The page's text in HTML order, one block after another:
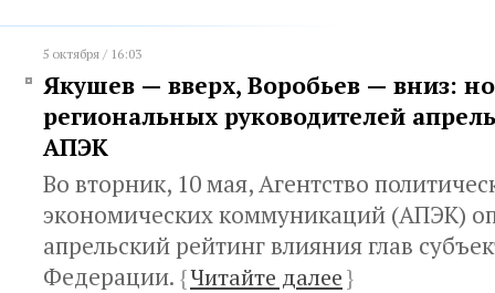
5 октября / 16:03
Якушев — вверх, Воробьев — вниз:
региональных руководителей
АПЭК
Во вторник, 10 мая, Агентство
экономических коммуникаций (АПЭК)
апрельский рейтинг влияния глав
Федерации. {Читайте далее}